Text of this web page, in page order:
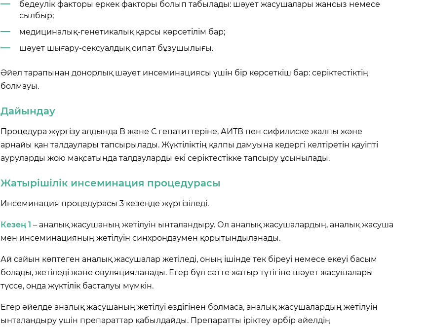
бедеулік факторы еркек факторы болып табылады: шәует жасушалары жансыз немесе
сылбыр;
медициналық-генетикалық қарсы көрсетілім бар;
шәует шығару-сексуалдық сипат бұзушылығы.
Әйел тарапынан донорлық шәует инсеминациясы үшін бір көрсеткіш бар: серіктестіктің
болмауы.
Дайындау
Процедура жүргізу алдында В және С гепатиттеріне, АИТВ пен сифилиске жалпы және
арнайы қан талдаулары тапсырылады. Жүктіліктің қалпы дамуына кедергі келтіретін қауіпті
ауруларды жою мақсатында талдауларды екі серіктестікке тапсыру ұсынылады.
Жатырішілік инсеминация процедурасы
Инсеминация процедурасы 3 кезеңде жүргізіледі.
Кезең 1 – аналық жасушаның жетілуін ынталандыру. Ол аналық жасушалардың, аналық жасуша
мен инсеминацияның жетілуін синхрондаумен қорытындыланады.
Ай сайын көптеген аналық жасушалар жетіледі, оның ішінде тек біреуі немесе екеуі басым
болады, жетіледі және овуляцияланады. Егер бұл сәтте жатыр түтігіне шәует жасушалары
түссе, онда жүктілік басталуы мүмкін.
Егер әйелде аналық жасушаның жетілуі өздігінен болмаса, аналық жасушалардың жетілуін
ынталандыру үшін препараттар қабылдайды. Препаратты іріктеу әрбір әйелдің